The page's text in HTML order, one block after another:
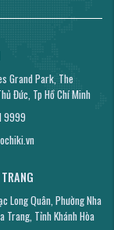
Grand Park, The
Đức, Tp Hồ Chí Minh
9999
Long Quân, Phường Nha
Trang, Tỉnh Khánh Hòa